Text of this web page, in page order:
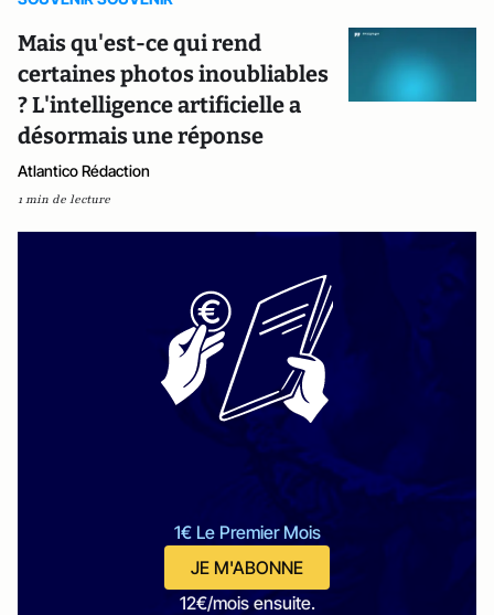
Mais qu'est-ce qui rend
certaines photos inoubliables
? L'intelligence artificielle a
désormais une réponse
Atlantico Rédaction
1 min de lecture
1€ Le Premier Mois
JE M'ABONNE
12€/mois ensuite.